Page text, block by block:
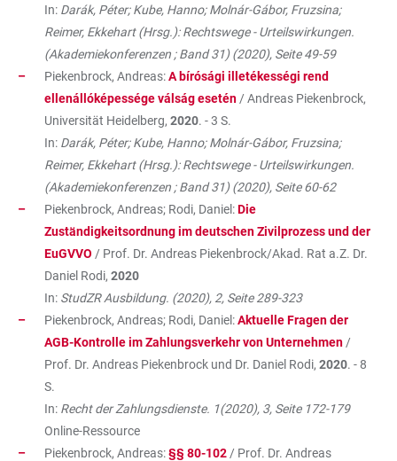
In: Darák, Péter; Kube, Hanno; Molnár-Gábor, Fruzsina;
Reimer, Ekkehart (Hrsg.): Rechtswege - Urteilswirkungen.
(Akademiekonferenzen ; Band 31) (2020), Seite 49-59
Piekenbrock, Andreas:A bírósági illetékességi rend
ellenállóképessége válság esetén / Andreas Piekenbrock,
Universität Heidelberg, 2020. - 3 S.
In: Darák, Péter; Kube, Hanno; Molnár-Gábor, Fruzsina;
Reimer, Ekkehart (Hrsg.): Rechtswege - Urteilswirkungen.
(Akademiekonferenzen ; Band 31) (2020), Seite 60-62
Piekenbrock, Andreas; Rodi, Daniel:Die
Zuständigkeitsordnung im deutschen Zivilprozess und der
EuGVVO / Prof. Dr. Andreas Piekenbrock/Akad. Rat a.Z. Dr.
Daniel Rodi, 2020
In: StudZR Ausbildung. (2020), 2, Seite 289-323
Piekenbrock, Andreas; Rodi, Daniel:Aktuelle Fragen der
AGB-Kontrolle im Zahlungsverkehr von Unternehmen /
Prof. Dr. Andreas Piekenbrock und Dr. Daniel Rodi, 2020. - 8
S.
In: Recht der Zahlungsdienste. 1(2020), 3, Seite 172-179
Online-Ressource
Piekenbrock, Andreas:§§ 80-102 / Prof. Dr. Andreas